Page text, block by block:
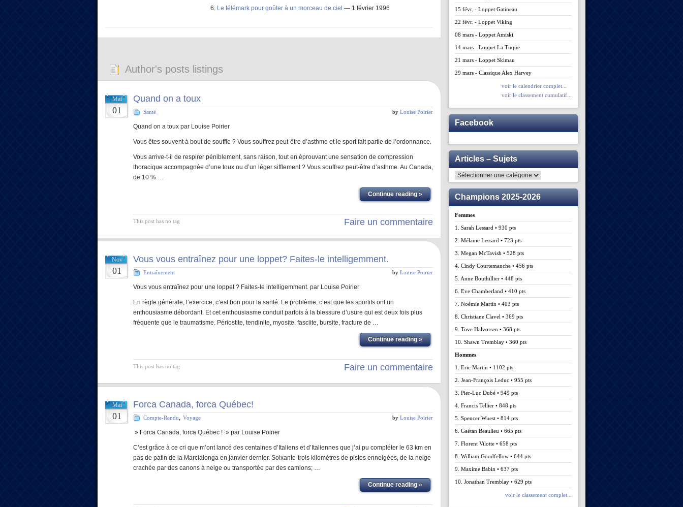
Le télémark pour goûter à un morceau de ciel — 1 février 1996
Author's posts listings
Mai
01
Quand on a toux
Santé by Louise Poirier
Quand on a toux par Louise Poirier
Vous êtes souvent à bout de souffle ? Vous souffrez peut-être d’asthme et le sport fait partie de l’ordonnance.
Vous arrive-t-il de respirer péniblement, sans raison, tout en éprouvant une sensation de compression
thoracique accompagnée d’une toux ou d’un léger sifflement ? Vous souffrez peut-être d’asthme. Au Canada,
de 10 % …
Continue reading »
This post has no tag Faire un commentaire
Nov
01
Vous vous entraînez pour une loppet? Faites-le intelligemment.
Entraînement by Louise Poirier
Vous vous entraînez pour une loppet ? Faites-le intelligemment. par Louise Poirier
En règle générale, l’exercice, c’est bon pour la santé. Le problème, c’est que les sportifs ont un
enthousiasme débordant. Et cet enthousiasme conduit parfois à la blessure d’usure qui est deux fois plus
fréquente que le traumatisme. Périostite, tendinite, myosite, fasciite, bursite, fracture de …
Continue reading »
This post has no tag Faire un commentaire
Mai
01
Forca Canada, forca Québec!
Compte-Rendu Voyage by Louise Poirier
» Forca Canada, forca Québec ! » par Louise Poirier
C’est grâce à ce cri que m’ont lancé des centaines d’Italiens et d’Italiennes que j’ai pu compléter le 63 km en
pas de patin de la Marcialonga en janvier dernier. Soixante-trois kilomètres de pistes enneigées, de la neige
crachée par des canons à neige ou transportée par des camions; …
Continue reading »
15 févr. - Loppet Gatineau
22 févr. - Loppet Viking
08 mars - Loppet Amiski
14 mars - Loppet La Tuque
21 mars - Loppet Skimau
29 mars - Classique Alex Harvey
voir le calendrier complet...
voir le classement cumulatif...
Facebook
Articles – Sujets
Articles
–
Sujets
Champions 2025-2026
Femmes
1. Sarah Lessard • 930 pts
2. Mélanie Lessard • 723 pts
3. Megan McTavish • 528 pts
4. Cindy Courtemanche • 456 pts
5. Anne Bouthillier • 448 pts
6. Eve Chamberland • 410 pts
7. Noémie Martin • 403 pts
8. Christiane Clavel • 369 pts
9. Tove Halvorsen • 368 pts
10. Shawn Tremblay • 360 pts
Hommes
1. Eric Martin • 1102 pts
2. Jean-François Leduc • 955 pts
3. Pier-Luc Dubé • 949 pts
4. Francis Tellier • 848 pts
5. Spencer Wuest • 814 pts
6. Gaétan Beaulieu • 665 pts
7. Florent Vilotte • 658 pts
8. William Goodfellow • 644 pts
9. Maxime Babin • 637 pts
10. Jonathan Tremblay • 629 pts
voir le classement complet...